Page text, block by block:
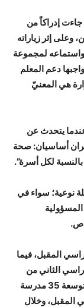
جاءت إدراكاً من
وعلى إثر زياراته
واستماعه لمجموعة
دعم المعلم
هي المعنيّ
يتحدث عن
أساسيان: صحة
بالنسبة لكل أسرة”.
نوعية؛ سواء في
الدراسي المقبل، فيما
الدراسي الثاني من
العام المقبل، فضلاً عن بناء 85 مدرسة جديدة، وتوسعة 35 مدرسة
المقبل، وخلال